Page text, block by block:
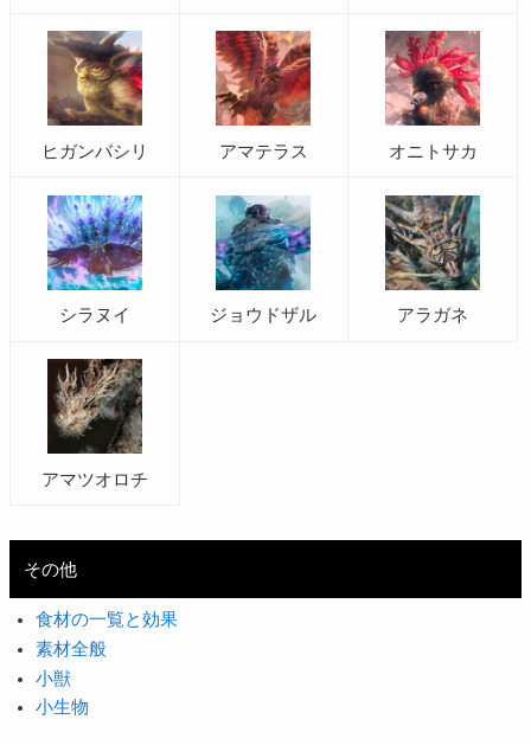
ヒガンバシリ アマテラス オニトサカ
シラヌイ ジョウドザル アラガネ
アマツオロチ
その他
食材の一覧と効果
素材全般
小獣
小生物